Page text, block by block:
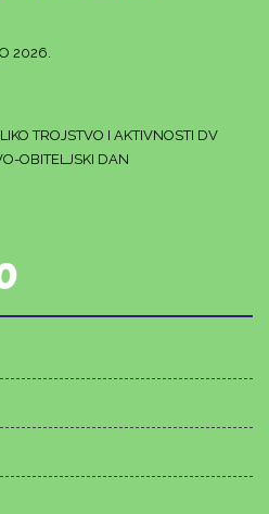
2026.
TROJSTVO I AKTIVNOSTI DV
OBITELJSKI DAN